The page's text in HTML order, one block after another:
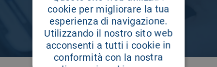
cookie per migliorare la tua
esperienza di navigazione.
Utilizzando il nostro sito web
acconsenti a tutti i cookie in
conformità con la nostra